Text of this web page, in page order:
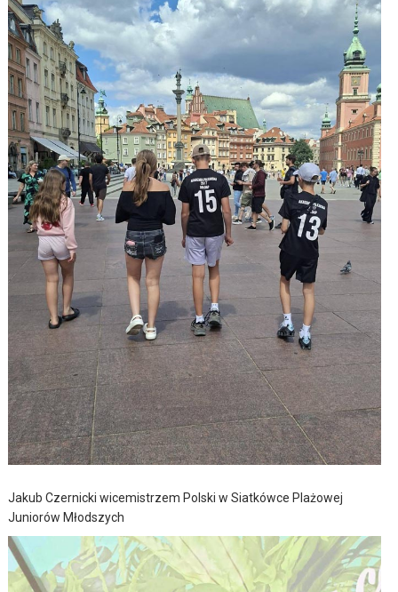
Jakub Czernicki wicemistrzem Polski w Siatkówce Plażowej
Juniorów Młodszych